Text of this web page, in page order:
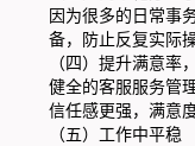
因为很多的日常事
备，防止反复实际
（四）提升满意率
健全的客服服务管
信任感更强，满意度
（五）工作中平稳